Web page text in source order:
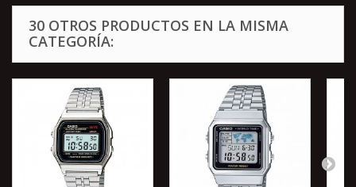
30 OTROS PRODUCTOS EN LA MISMA
CATEGORÍA: